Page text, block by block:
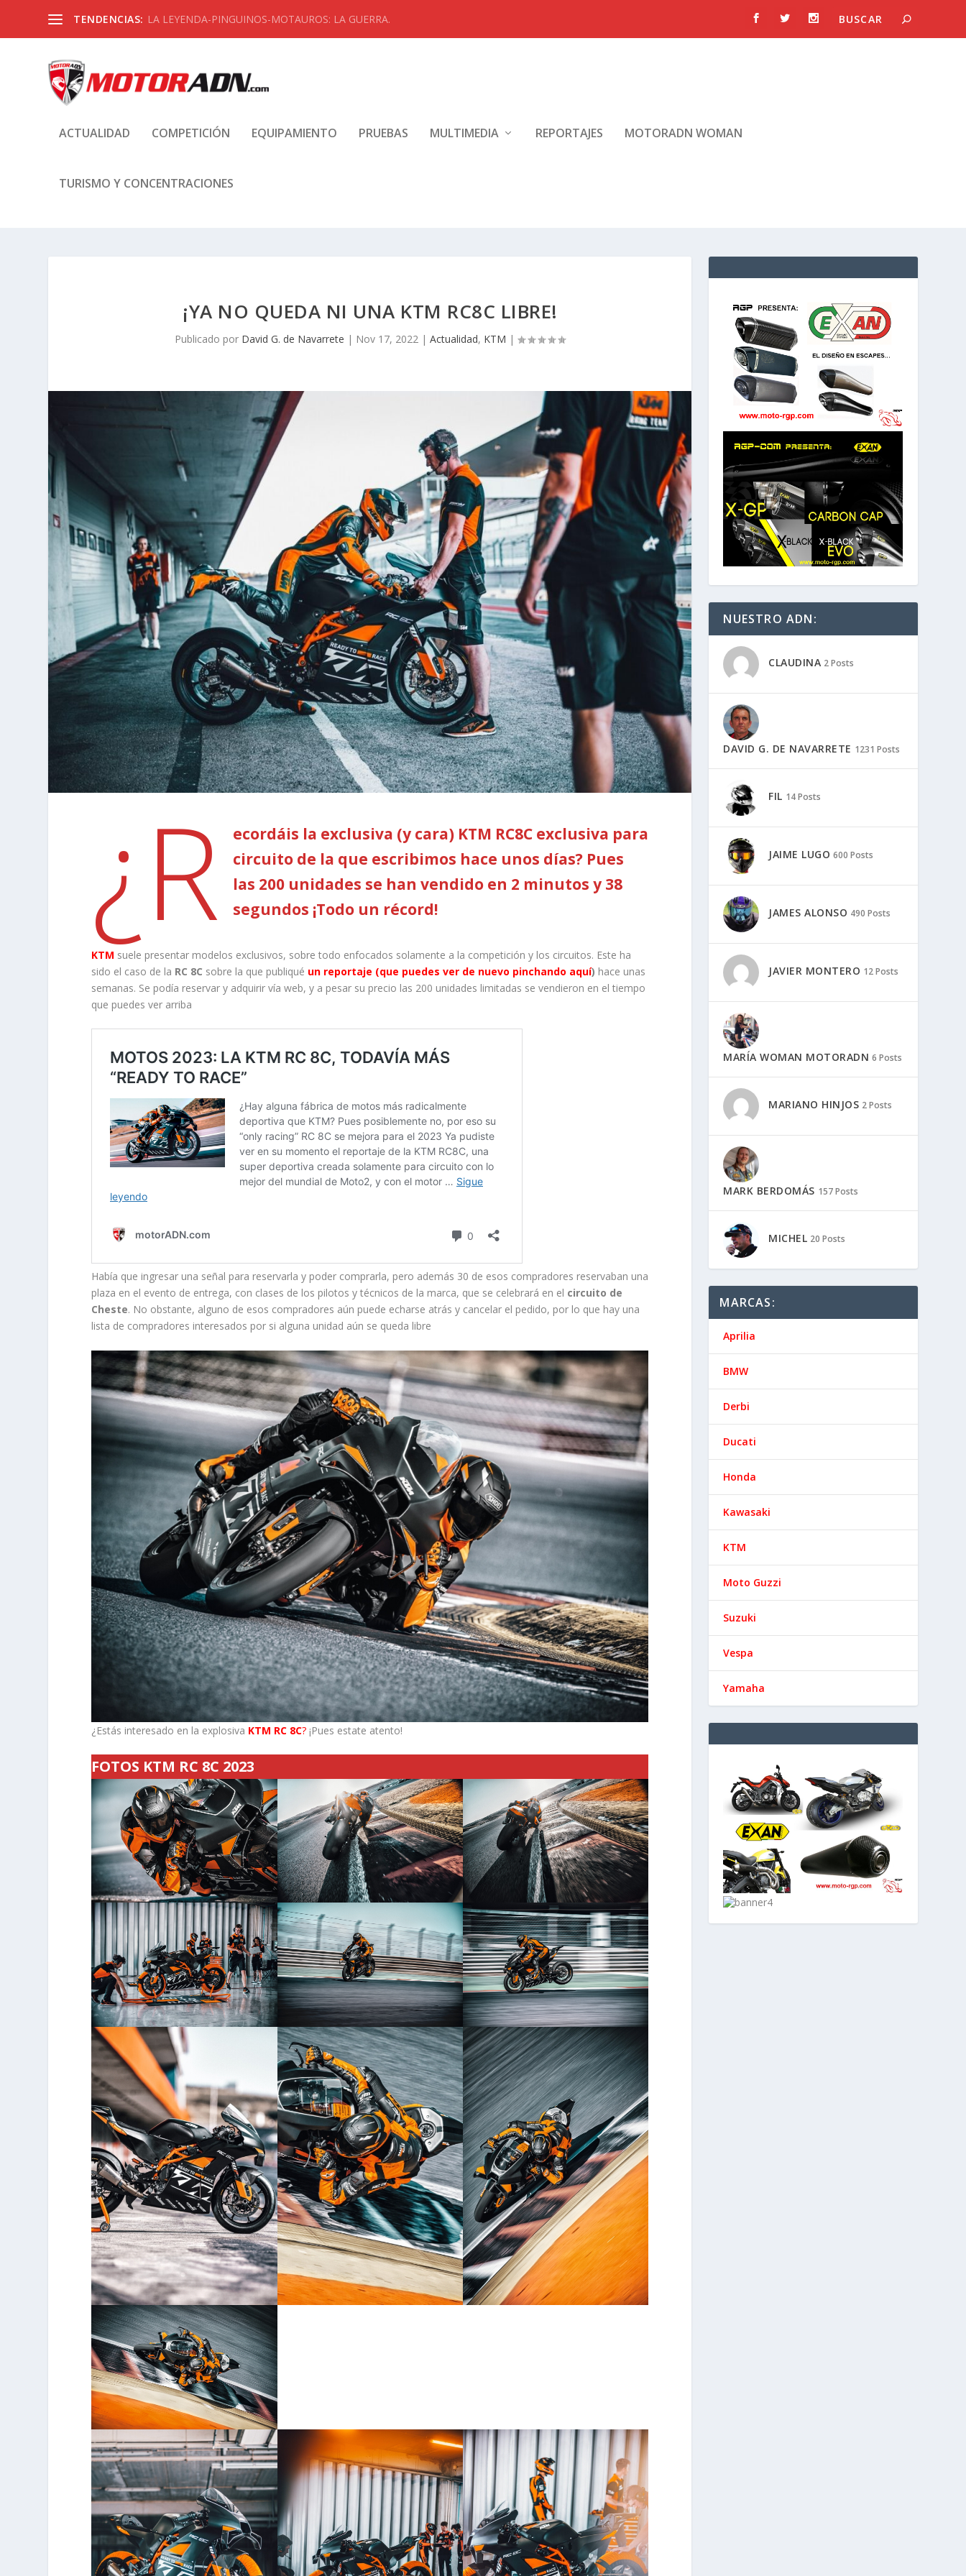
TENDENCIAS: LA LEYENDA-PINGUINOS-MOTAUROS: LA GUERRA.
ACTUALIDAD COMPETICIÓN EQUIPAMIENTO PRUEBAS MULTIMEDIA REPORTAJES MOTORADN WOMAN
TURISMO Y CONCENTRACIONES
¡YA NO QUEDA NI UNA KTM RC8C LIBRE!
Publicado por David G. de Navarrete | Nov 17, 2022 |Actualidad, KTM |
¿R
ecordáis la exclusiva (y cara) KTM RC8C exclusiva para
circuito de la que escribimos hace unos días? Pues
las 200 unidades se han vendido en 2 minutos y 38
segundos ¡Todo un récord!
KTM suele presentar modelos exclusivos, sobre todo enfocados solamente a la competición y los circuitos. Este ha
sido el caso de la RC 8C sobre la que publiqué un reportaje (que puedes ver de nuevo pinchando aquí) hace unas
semanas. Se podía reservar y adquirir vía web, y a pesar su precio las 200 unidades limitadas se vendieron en el tiempo
que puedes ver arriba
Había que ingresar una señal para reservarla y poder comprarla, pero además 30 de esos compradores reservaban una
plaza en el evento de entrega, con clases de los pilotos y técnicos de la marca, que se celebrará en el circuito de
Cheste. No obstante, alguno de esos compradores aún puede echarse atrás y cancelar el pedido, por lo que hay una
lista de compradores interesados por si alguna unidad aún se queda libre
¿Estás interesado en la explosiva KTM RC 8C? ¡Pues estate atento!
FOTOS KTM RC 8C 2023
NUESTRO ADN:
CLAUDINA 2 Posts
DAVID G. DE NAVARRETE 1231 Posts
FIL 14 Posts
JAIME LUGO 600 Posts
JAMES ALONSO 490 Posts
JAVIER MONTERO 12 Posts
MARÍA WOMAN MOTORADN 6 Posts
MARIANO HINJOS 2 Posts
MARK BERDOMÁS 157 Posts
MICHEL 20 Posts
MARCAS:
Aprilia
BMW
Derbi
Ducati
Honda
Kawasaki
KTM
Moto Guzzi
Suzuki
Vespa
Yamaha